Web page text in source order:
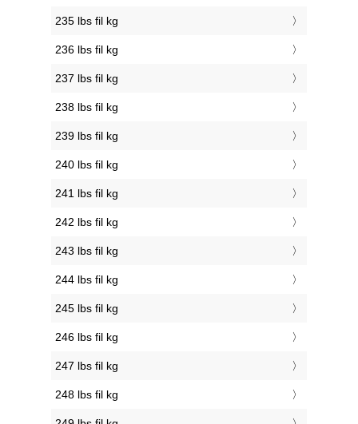
235 lbs fil kg
236 lbs fil kg
237 lbs fil kg
238 lbs fil kg
239 lbs fil kg
240 lbs fil kg
241 lbs fil kg
242 lbs fil kg
243 lbs fil kg
244 lbs fil kg
245 lbs fil kg
246 lbs fil kg
247 lbs fil kg
248 lbs fil kg